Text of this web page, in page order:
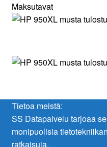
Maksutavat
Tietoa meistä:
SS Datapalvelu tarjoaa
monipuolisia
ratkaisuja.